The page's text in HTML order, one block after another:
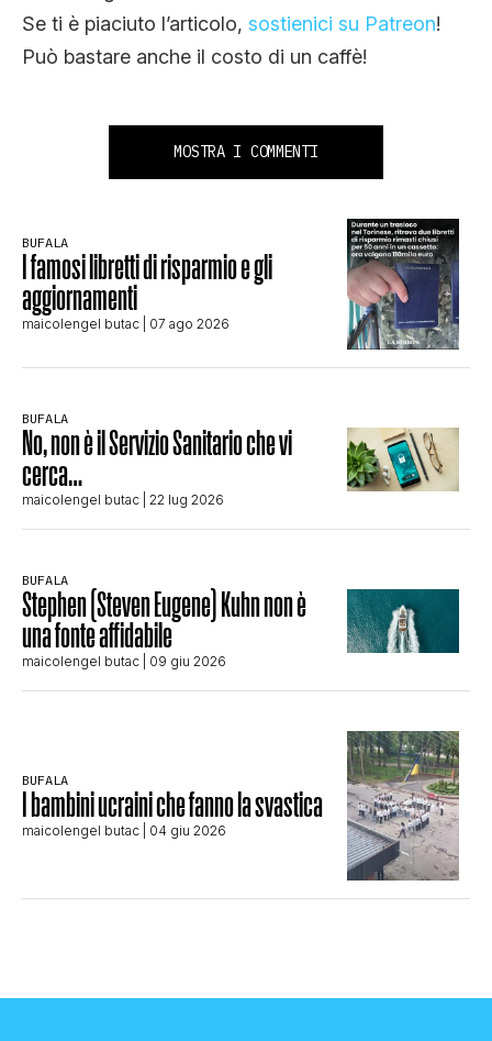
Se ti è piaciuto l’articolo, sostienici su Patreon!
Può bastare anche il costo di un caffè!
MOSTRA I COMMENTI
BUFALA
I famosi libretti di risparmio e gli
aggiornamenti
maicolengel butac | 07 ago 2026
BUFALA
No, non è il Servizio Sanitario che vi
cerca…
maicolengel butac | 22 lug 2026
BUFALA
Stephen (Steven Eugene) Kuhn non è
una fonte affidabile
maicolengel butac | 09 giu 2026
BUFALA
I bambini ucraini che fanno la svastica
maicolengel butac | 04 giu 2026